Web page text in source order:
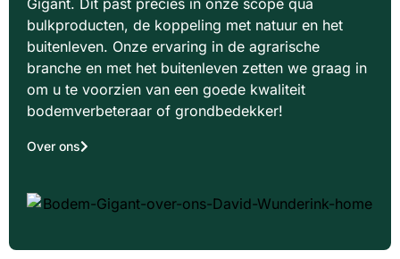
Gigant. Dit past precies in onze scope qua
bulkproducten, de koppeling met natuur en het
buitenleven. Onze ervaring in de agrarische
branche en met het buitenleven zetten we graag in
om u te voorzien van een goede kwaliteit
bodemverbeteraar of grondbedekker!
Over ons